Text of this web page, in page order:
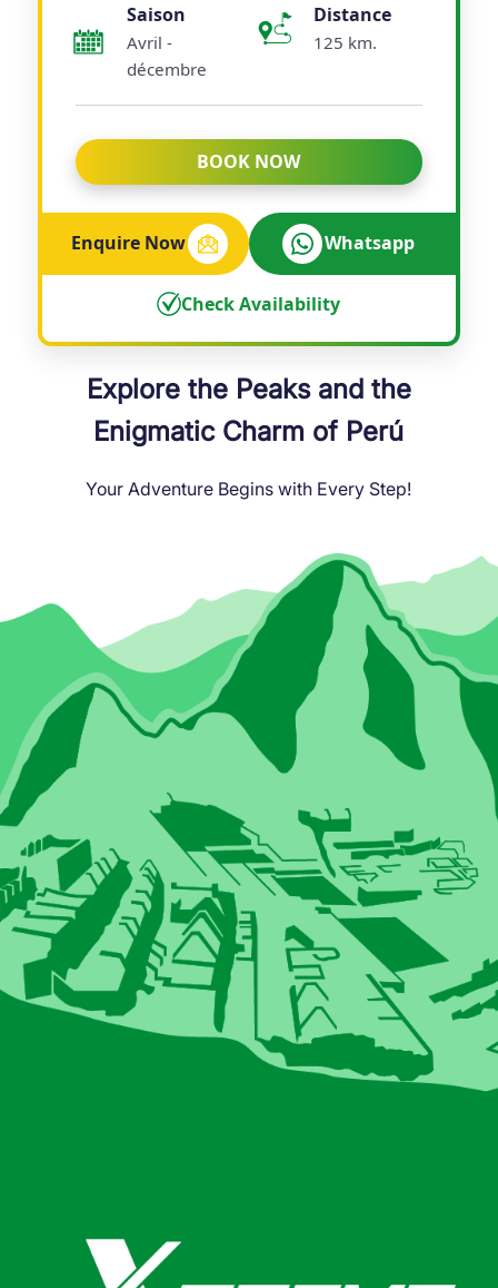
Saison
Avril -
décembre
Distance
125 km.
BOOK NOW
Enquire Now Whatsapp
Check Availability
Explore the Peaks and the
Enigmatic Charm of Perú
Your Adventure Begins with Every Step!